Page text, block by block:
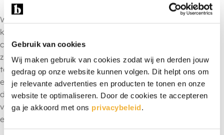
Gebruik van cookies
Wij maken gebruik van cookies zodat wij en derden jouw
gedrag op onze website kunnen volgen. Dit helpt ons om
je relevante advertenties en producten te tonen en onze
website te optimaliseren. Door de cookies te accepteren
ga je akkoord met ons privacybeleid.
Waardering hoeft niet groot of duur te zijn. Soms is een
klein, persoonlijk gebaar veel krachtiger dan een groot
cadeau. Een brownie box met een persoonlijk kaartje laat
zien dat je aan iemand hebt gedacht, en dat is precies wat
telt. Of het nu gaat om een collega die je wilt bedanken,
een vriend die een steun in de rug verdient, een familielid
dat iets bijzonders heeft bereikt of een partner die je wilt
verrassen: brownies zijn altijd raak. Persoonlijk, lekker en
een moment om nooit te vergeten.